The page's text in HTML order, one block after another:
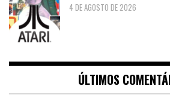
4 DE AGOSTO DE 2026
ÚLTIMOS